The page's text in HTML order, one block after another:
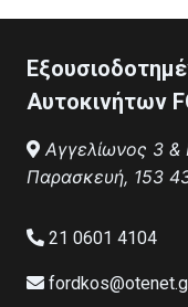
Αυτοκινήτων
Αγγελίωνος 3 &
Παρασκευή, 153
21 0601 4104